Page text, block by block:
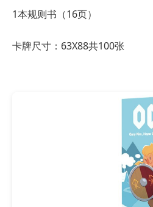
1本规则书（16页）
卡牌尺寸：63X88共100张